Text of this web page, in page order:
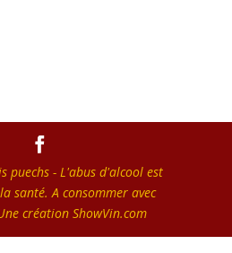
puechs - L'abus d'alcool est
santé. A consommer avec
création ShowVin.com